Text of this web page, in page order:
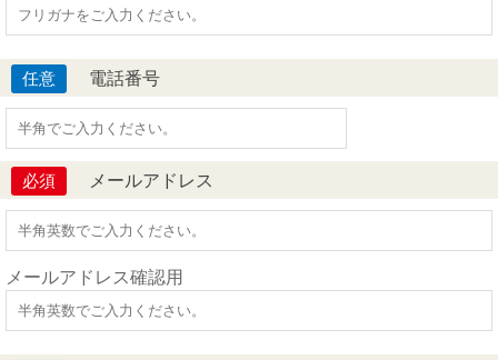
任意 電話番号
必須 メールアドレス
メールアドレス確認用